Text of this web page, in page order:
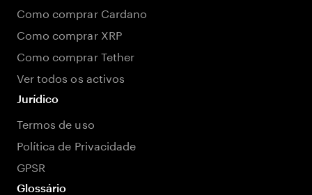
Como comprar Cardano
Como comprar XRP
Como comprar Tether
Ver todos os activos
Jurídico
Termos de uso
Política de Privacidade
GPSR
Glossário